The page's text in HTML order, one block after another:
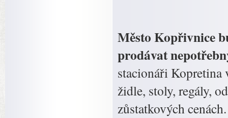
Město Kopřivnice
prodávat
stacionáři Kopretina
židle, stoly, regály,
zůstatkových cenách.